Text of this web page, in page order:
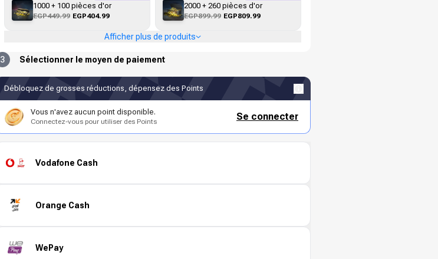
1000 + 100 pièces d'or
EGP449.99 EGP404.99
2000 + 260 pièces d'or
EGP899.99 EGP809.99
Afficher plus de produits
3 Sélectionner le moyen de paiement
Débloquez de grosses réductions, dépensez des Points
Vous n'avez aucun point disponible.
Connectez-vous pour utiliser des Points Se connecter
Vodafone Cash
Orange Cash
WePay